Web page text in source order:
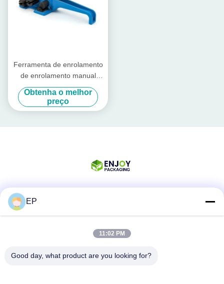
Ferramenta de enrolamento
de enrolamento manual
Ferramenta de enrolamento
de cordão de poliéster
plástico
Obtenha o melhor
preço
Contato rápido
EP
11:02 PM
Good day, what product are you looking for?